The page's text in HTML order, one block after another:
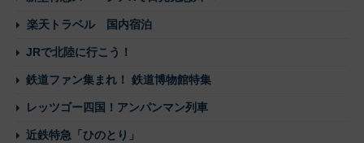
楽天トラベル 国内宿泊
JRで北陸に行こう！
鉄道ファン集まれ！ 鉄道博物館特集
レッツゴー四国！アンパンマン列車
近鉄特急「ひのとり」